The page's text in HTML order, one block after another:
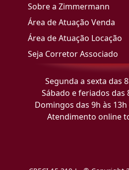
Sobre a Zimmermann
Área de Atuação Venda
Área de Atuação Locação
Seja Corretor Associado
Segunda a sexta das
Sábado e feriados das
Domingos das 9h às
Atendimento online